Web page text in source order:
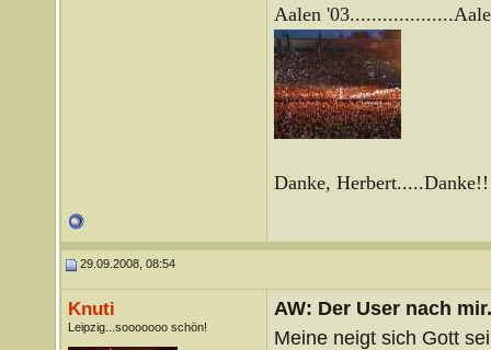
Aalen '03...................
Danke,
29.09.2008, 08:54
Knuti
Leipzig...sooooooo schön!
AW: Der User nach
Meine neigt sich Gott